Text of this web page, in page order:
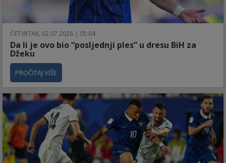
ČETVRTAK, 02.07.2026 | 05:04
Da li je ovo bio “posljednji ples” u dresu BiH za
Džeku
PROČITAJ VIŠE